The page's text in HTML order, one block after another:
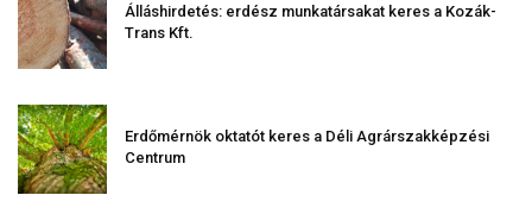
Álláshirdetés: erdész munkatársakat keres a Kozák-
Trans Kft.
Erdőmérnök oktatót keres a Déli Agrárszakképzési
Centrum